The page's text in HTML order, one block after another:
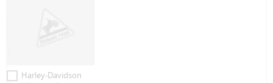
Harley-Davidson